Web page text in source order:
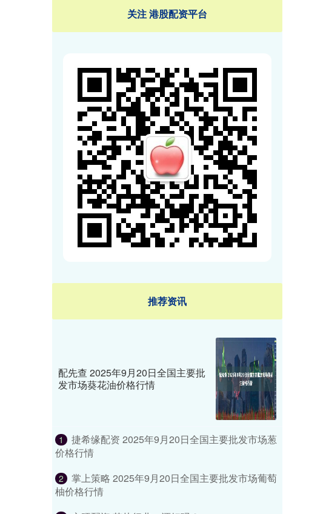
关注 港股配资平台
推荐资讯
配先查 2025年9月20日全国主要批
发市场葵花油价格行情
1
捷希缘配资 2025年9月20日全国主要批发市场葱
价格行情
2
掌上策略 2025年9月20日全国主要批发市场葡萄
柚价格行情